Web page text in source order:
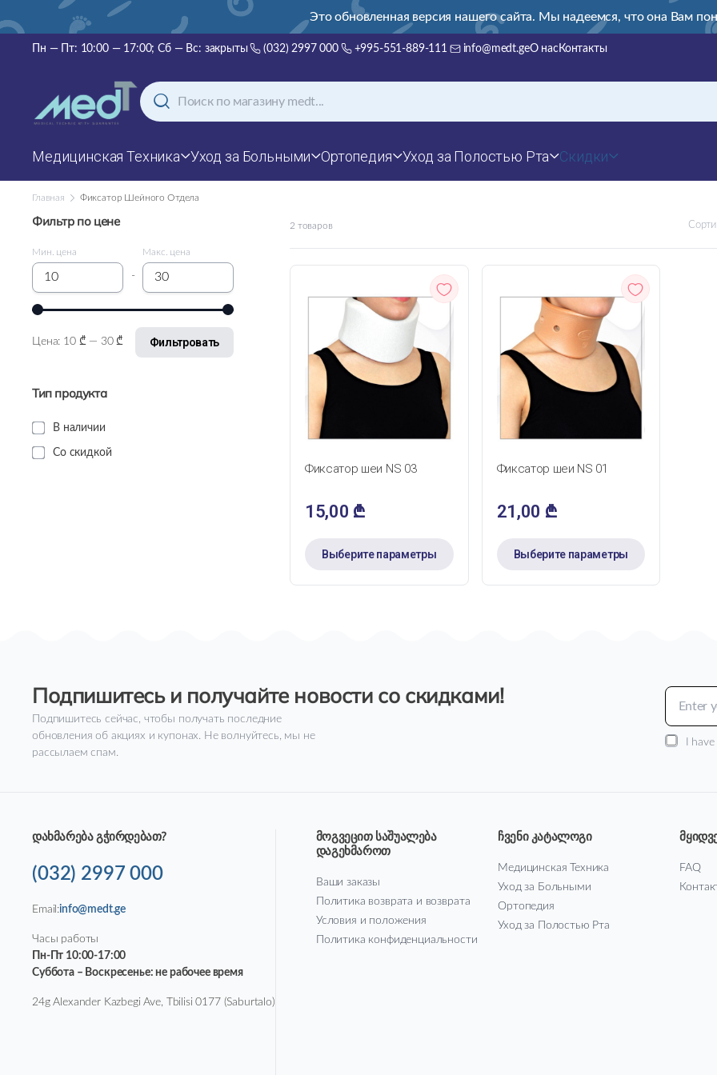
русский и английский! Это обновленная версия нашего сайта. Мы надеемся, что она Вам
Пн — Пт: 10:00 — 17:00; Сб — Вс: закрыты (032) 2997 000 +995-551-889-111 info@medt.geО насКонтакты
Медицинская Техника Уход за Больными Ортопедия Уход за Полостью Рта Скидки
Главная Фиксатор Шейного Отдела
2 товаров
БЫСТРЫЙ ПРОСМОТР
Фиксатор шеи NS 03
15,00 ₾
Выберите параметры
БЫСТРЫЙ ПРОСМОТР
Фиксатор шеи NS 01
21,00 ₾
Выберите параметры
Фильтр по цене
Мин. цена
-
Макс. цена
Фильтровать
Цена: 10 ₾— 30 ₾
Тип продукта
В наличии
Со скидкой
Подпишитесь и получайте новости со скидками!
Подпишитесь сейчас, чтобы получать последние
обновления об акциях и купонах. Не волнуйтесь, мы не
рассылаем спам.
I
დახმარება გჭირდებათ?
(032) 2997 000
Email:info@medt.ge
Часы работы
Пн-Пт 10:00-17:00
Суббота – Воскресенье: не рабочее время
24g Alexander Kazbegi Ave, Tbilisi 0177 (Saburtalo)
მოგვეცით საშუალება
დაგეხმაროთ
Ваши заказы
Политика возврата и возврата
Условия и положения
Политика конфиденциальности
ჩვენი კატალოგი
Медицинская Техника
Уход за Больными
Ортопедия
Уход за Полостью Рта
FAQ